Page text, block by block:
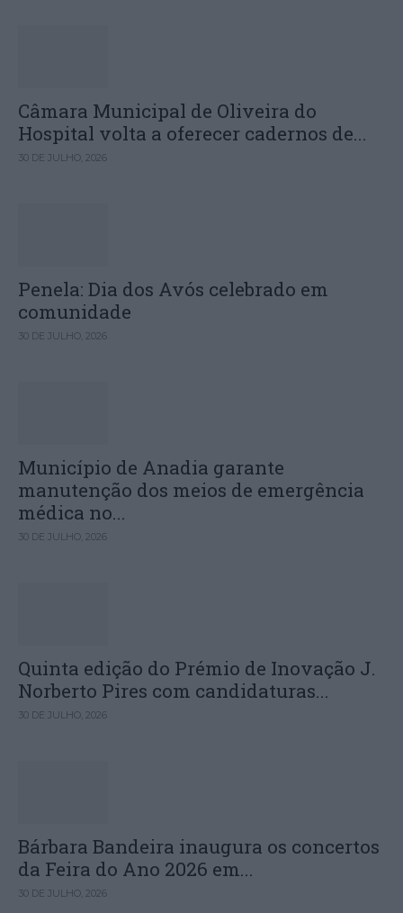
Câmara Municipal de Oliveira do
Hospital volta a oferecer cadernos de...
30 DE JULHO, 2026
Penela: Dia dos Avós celebrado em
comunidade
30 DE JULHO, 2026
Município de Anadia garante
manutenção dos meios de emergência
médica no...
30 DE JULHO, 2026
Quinta edição do Prémio de Inovação J.
Norberto Pires com candidaturas...
30 DE JULHO, 2026
Bárbara Bandeira inaugura os concertos
da Feira do Ano 2026 em...
30 DE JULHO, 2026